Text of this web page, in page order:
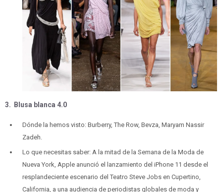
3. Blusa blanca 4.0
Dónde la hemos visto: Burberry, The Row, Bevza, Maryam Nassir
Zadeh.
Lo que necesitas saber: A la mitad de la Semana de la Moda de
Nueva York, Apple anunció el lanzamiento del iPhone 11 desde el
resplandeciente escenario del Teatro Steve Jobs en Cupertino,
California, a una audiencia de periodistas globales de moda y